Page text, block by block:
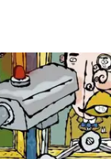
jäljillä! Kun